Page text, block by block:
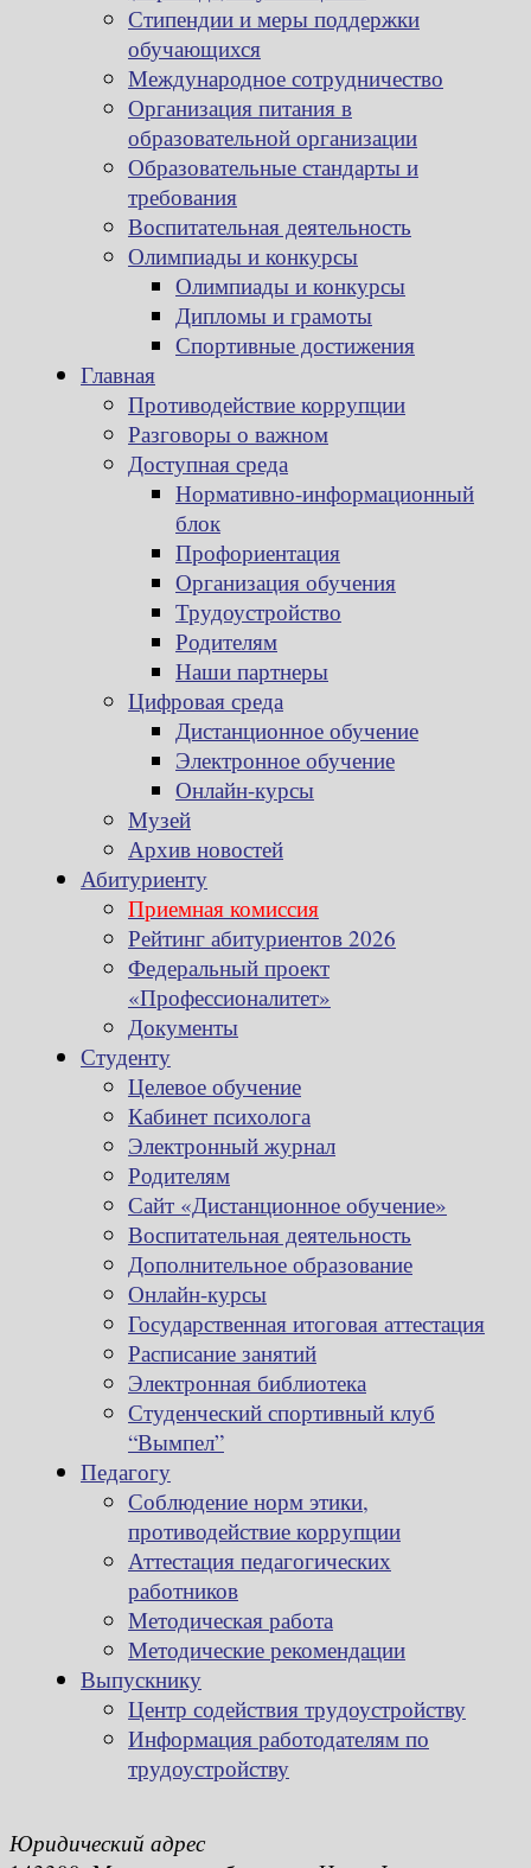
Стипендии и меры поддержки
обучающихся
Международное сотрудничество
Организация питания в
образовательной организации
Образовательные стандарты и
требования
Воспитательная деятельность
Олимпиады и конкурсы
Олимпиады и конкурсы
Дипломы и грамоты
Спортивные достижения
Главная
Противодействие коррупции
Разговоры о важном
Доступная среда
Нормативно-информационный
блок
Профориентация
Организация обучения
Трудоустройство
Родителям
Наши партнеры
Цифровая среда
Дистанционное обучение
Электронное обучение
Онлайн-курсы
Музей
Архив новостей
Абитуриенту
Приемная комиссия
Рейтинг абитуриентов 2026
Федеральный проект
«Профессионалитет»
Документы
Студенту
Целевое обучение
Кабинет психолога
Электронный журнал
Родителям
Сайт «Дистанционное обучение»
Воспитательная деятельность
Дополнительное образование
Онлайн-курсы
Государственная итоговая аттестация
Расписание занятий
Электронная библиотека
Студенческий спортивный клуб
“Вымпел”
Педагогу
Соблюдение норм этики,
противодействие коррупции
Аттестация педагогических
работников
Методическая работа
Методические рекомендации
Выпускнику
Центр содействия трудоустройству
Информация работодателям по
трудоустройству
Юридический адрес